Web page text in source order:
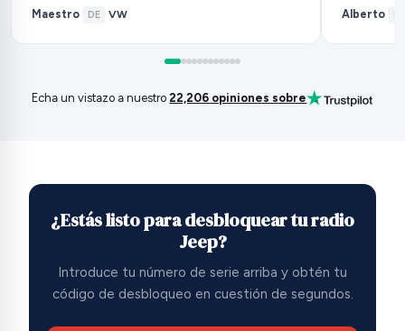
Maestro· DE ·VW Alberto·
Echa un vistazo a nuestro22,206 opiniones sobre
¿Estás listo para desbloquear tu radio
Jeep?
Introduce tu número de serie arriba y obtén tu
código de desbloqueo en cuestión de segundos.